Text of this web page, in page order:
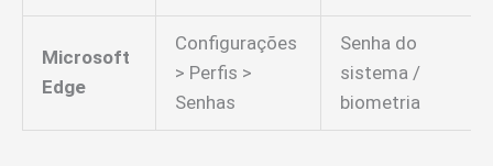
Microsoft
Edge
Configurações
> Perfis >
Senhas
Senha do
sistema /
biometria